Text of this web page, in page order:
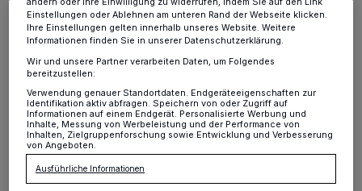
Erkrath·Keine Verlässlichkeit für eine stringente
Klimaschutzpolitik durch den neuen
ist das Fazit der CDU Erkrath nach den jüngsten
abrupten Ende der des Förderprogramms für
energieeffiziente Gebäude durch die KfW sind
Bürgerinnen und Bürger ebenso wie die Stadt Erkrath.
ändern oder Ihre Einwilligung zu widerrufen, indem Sie auf den Link
Einstellungen oder Ablehnen am unteren Rand der Webseite klicken.
Ihre Einstellungen gelten innerhalb unseres Website. Weitere
Informationen finden Sie in unserer Datenschutzerklärung.
Wir und unsere Partner verarbeiten Daten, um Folgendes
bereitzustellen:
Verwendung genauer Standortdaten. Endgeräteeigenschaften zur
Identifikation aktiv abfragen. Speichern von oder Zugriff auf
Informationen auf einem Endgerät. Personalisierte Werbung und
Inhalte, Messung von Werbeleistung und der Performance von
Inhalten, Zielgruppenforschung sowie Entwicklung und Verbesserung
von Angeboten.
Ausführliche Informationen